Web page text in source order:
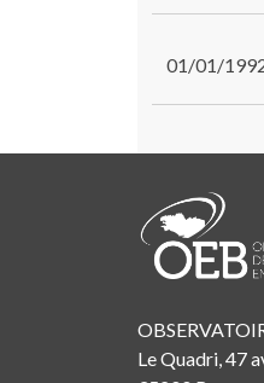
01/01/
Le Quadri, 47